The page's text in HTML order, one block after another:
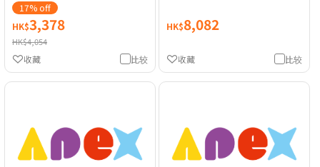
17% off
HK$3,378
HK$4,054
比较
收藏
HK$8,082
比较
收藏